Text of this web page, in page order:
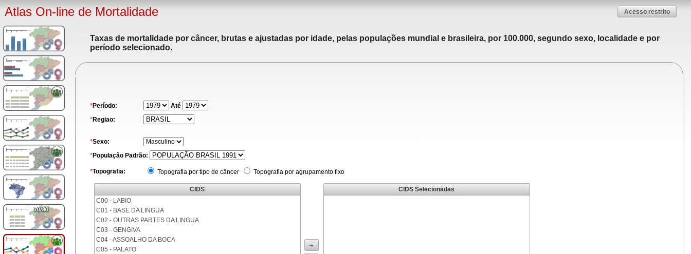
Atlas On-line de Mortalidade Acesso restrito
Taxas de mortalidade por câncer, brutas e ajustadas por idade, pelas populações mundial e brasileira, por 100.000, segundo sexo, localidade e por
período selecionado.
*Período:
Até
*Regiao:
*Sexo:
*População Padrão:
*Topografia: Topografia por tipo de câncer Topografia por agrupamento fixo
CIDS
C00 - LABIO
C01 - BASE DA LINGUA
C02 - OUTRAS PARTES DA LINGUA
C03 - GENGIVA
C04 - ASSOALHO DA BOCA
C05 - PALATO
CIDS Selecionadas